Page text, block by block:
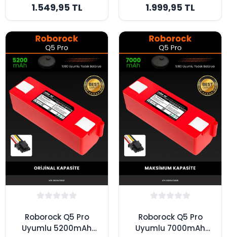
Bataryası - Kutusuz
Model - Orijinal
Kapasite
1.549,95 TL
Bataryası - Box -
Yüksek Kapasite
1.999,95 TL
Roborock Q5 Pro
Uyumlu 5200mAh
Roborock Q5 Pro
Uyumlu 7000mAh